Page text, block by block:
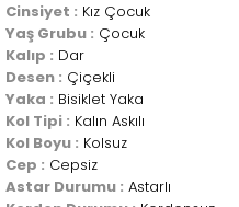
Cinsiyet : Kız Çocuk
Yaş Grubu : Çocuk
Kalıp : Dar
Desen : Çiçekli
Yaka : Bisiklet Yaka
Kol Tipi : Kalın Askılı
Kol Boyu : Kolsuz
Cep : Cepsiz
Astar Durumu : Astarlı